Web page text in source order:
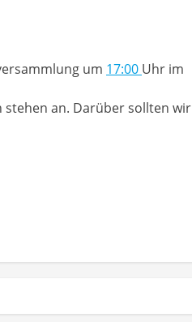
um 17:00 Uhr im
an. Darüber sollten wir